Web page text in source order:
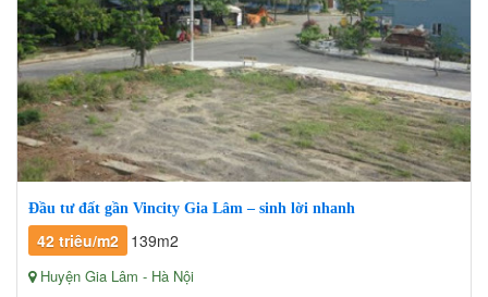
Đầu tư đất gần Vincity Gia Lâm – sinh lời nhanh
42 triêu/m2 139m2
Huyện Gia Lâm - Hà Nội